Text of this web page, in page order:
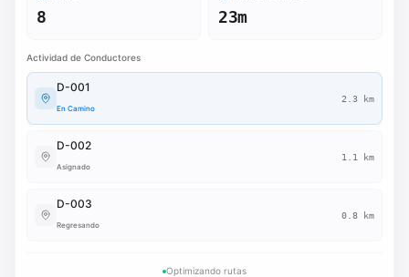
8 23m
Actividad de Conductores
D-001
En Camino
2.3 km
D-002
Asignado
1.1 km
D-003
Regresando
0.8 km
Optimizando rutas